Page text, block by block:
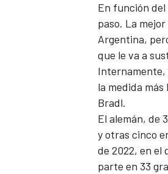
WRC
En función
paso. La
Argentina,
que le va a
Internamente,
la medida
Bradl.
El alemán, de
y otras cinco
de 2022, en el
parte en 33